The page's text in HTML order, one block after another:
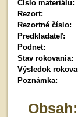
Číslo materiálu:
Rezort:
Rezortné číslo:
Predkladateľ:
Podnet:
Stav rokovania:
Výsledok
Poznámka:
Obsah: